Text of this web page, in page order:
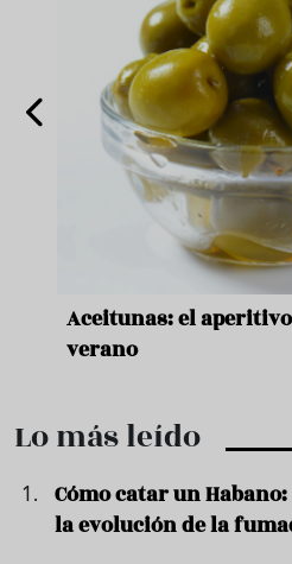
Aceitunas: el
verano
Lo más leído
Cómo catar un
la evolución de la